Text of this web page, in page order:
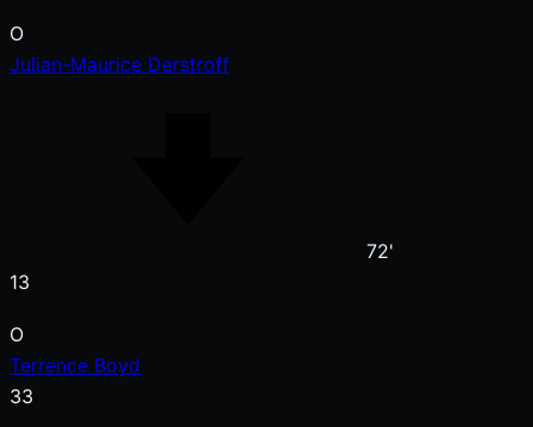
O
Julian-Maurice Derstroff
72'
13
O
Terrence Boyd
33